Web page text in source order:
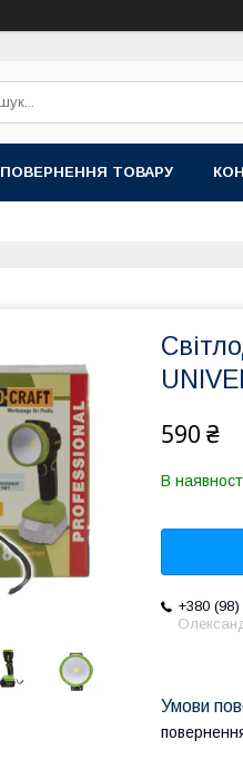
ПОВЕРНЕННЯ ТОВАРУ
590 ₴
В
+380